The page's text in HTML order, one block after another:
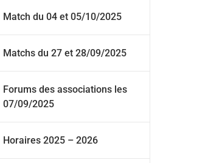
Match du 04 et 05/10/2025
Matchs du 27 et 28/09/2025
Forums des associations les
07/09/2025
Horaires 2025 – 2026